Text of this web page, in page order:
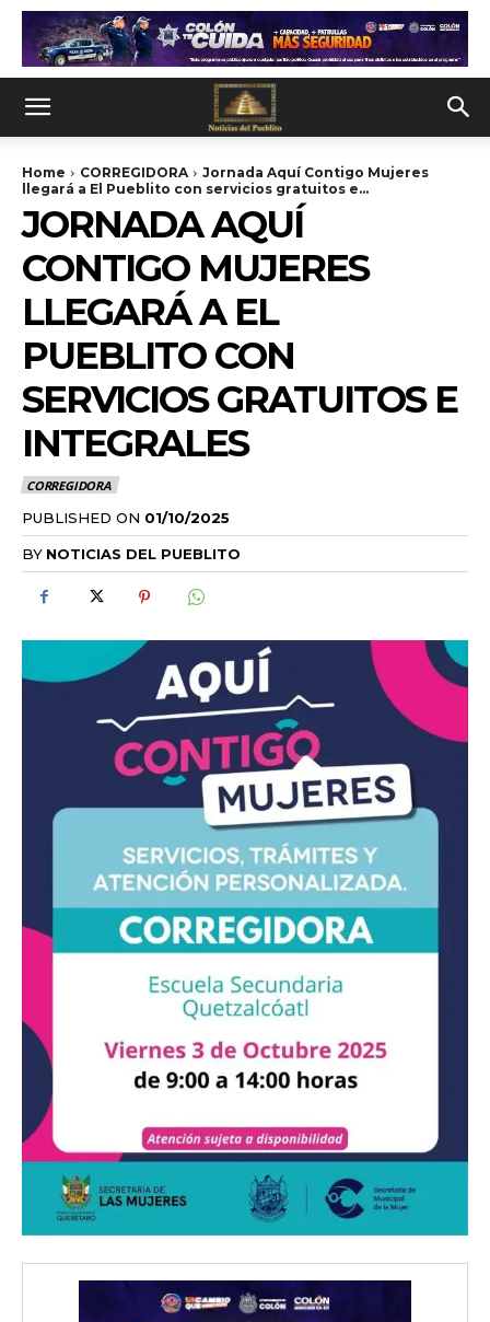
Home CORREGIDORA
Jornada Aquí Contigo Mujeres
llegará a El Pueblito con servicios gratuitos e...
JORNADA AQUÍ
CONTIGO MUJERES
LLEGARÁ A EL
PUEBLITO CON
SERVICIOS GRATUITOS E
INTEGRALES
CORREGIDORA
PUBLISHED ON 01/10/2025
BY NOTICIAS DEL PUEBLITO